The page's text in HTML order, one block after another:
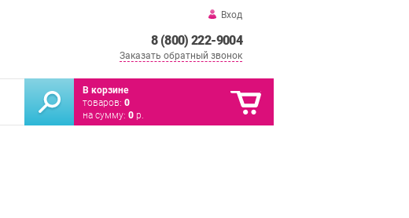
Вход
8 (800) 222-9004
Заказать обратный звонок
В корзине
товаров: 0
на сумму: 0 р.